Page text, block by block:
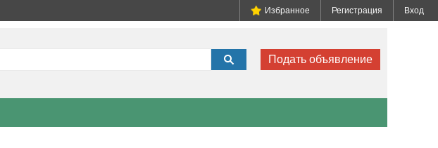
Подать объявление
Избранное Регистрация Вход